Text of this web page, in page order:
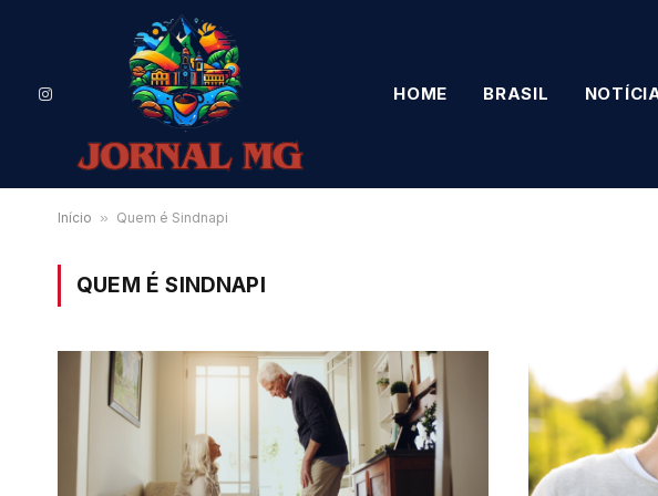
Instagram HOME BRASIL
Início » Quem é Sindnapi
QUEM É SINDNAPI